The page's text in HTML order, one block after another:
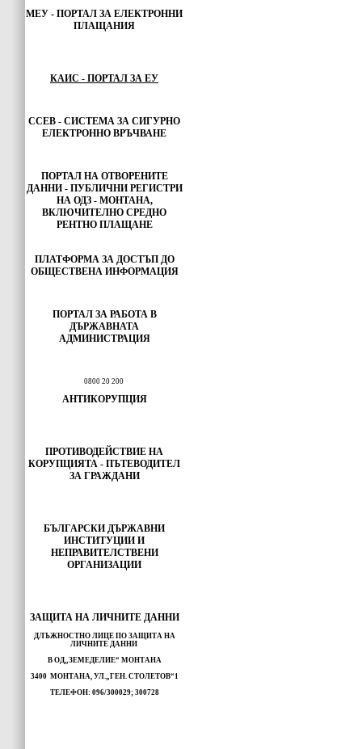
МЕУ - ПОРТАЛ ЗА ЕЛЕКТРОННИ
ПЛАЩАНИЯ
КАИС - ПОРТАЛ ЗА ЕУ
ССЕВ - СИСТЕМА ЗА СИГУРНО
ЕЛЕКТРОННО ВРЪЧВАНЕ
ПОРТАЛ НА ОТВОРЕНИТЕ
ДАННИ - ПУБЛИЧНИ РЕГИСТРИ
НА ОДЗ - МОНТАНА,
ВКЛЮЧИТЕЛНО СРЕДНО
РЕНТНО ПЛАЩАНЕ
ПЛАТФОРМА ЗА ДОСТЪП ДО
ОБЩЕСТВЕНА ИНФОРМАЦИЯ
ПОРТАЛ ЗА РАБОТА В
ДЪРЖАВНАТА
АДМИНИСТРАЦИЯ
0800 20 200
АНТИКОРУПЦИЯ
ПРОТИВОДЕЙСТВИЕ НА
КОРУПЦИЯТА - ПЪТЕВОДИТЕЛ
ЗА ГРАЖДАНИ
БЪЛГАРСКИ ДЪРЖАВНИ
ИНСТИТУЦИИ И
НЕПРАВИТЕЛСТВЕНИ
ОРГАНИЗАЦИИ
ЗАЩИТА НА ЛИЧНИТЕ ДАННИ
ДЛЪЖНОСТНО ЛИЦЕ ПО ЗАЩИТА НА
ЛИЧНИТЕ ДАННИ
В ОД„ЗЕМЕДЕЛИЕ“ МОНТАНА
3400 МОНТАНА, УЛ.„ГЕН. СТОЛЕТОВ“1
ТЕЛЕФОН: 096/300029; 300728